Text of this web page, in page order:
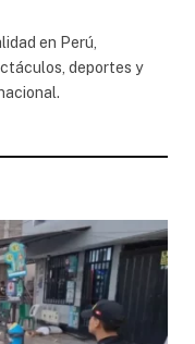
en Perú,
deportes y